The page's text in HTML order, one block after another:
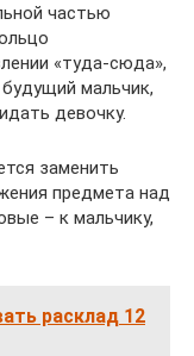
частью
«туда-сюда»,
мальчик,
девочку.
заменить
предмета над
– к мальчику,
расклад 12